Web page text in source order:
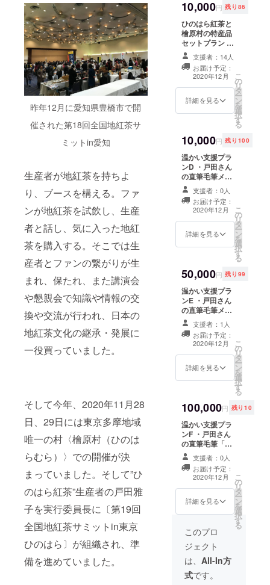
昨年12月に愛知県豊橋市で開
催された第18回全国地紅茶サ
ミットin愛知
生産者が地紅茶を持ちよ
り、ブースを構える。ファ
ンが地紅茶を試飲し、生産
者と話し、気に入った地紅
茶を購入する。そこでは生
産者とファンの繋がりが生
まれ、保たれ、また講演会
や懇親会で知識や情報の交
換や交流が行われ、日本の
地紅茶文化の継承・発展に
一役買っていました。
そして今年、2020年11月28
日、29日には東京多摩地域
唯一の村〈檜原村（ひのは
らむら）〉での開催が決
まっていました。そして”ひ
のはら紅茶”生産者の戸田雅
子を実行委員長に〔第19回
全国地紅茶サミットin東京
ひのはら〕が組織され、準
備を進めていました。
その時
点から
ご参加
いただ
けま
す。）
ま
た、推
奨ブラ
chrome
、
他のブ
ラウザ
ですと
正常に
動作し
ない可
能性が
ありま
すので
ご注意
下さ
い。
ソコン
と今回
のサ
ミット
はご参
加いた
だけま
せん。
にはス
マホも
る予定
です。
スマホ
ユー
ザーの
方には
その時
点から
ご参加
けま
す。）
奨ブラ
ウザは
chrome
、
firefox
です。
他のブ
ラウザ
ですと
正常に
動作し
ない可
ありま
すので
ご注意
下さ
い。
ルでお
しま
す。お
茶や道
具は支
援者様
ご自身
でご準
い。 ※
開催頻
者数は
で予定
です。
変動す
る可能
性が御
座いま
す。
※2020/1
1/29の
サミッ
チケッ
ト代に
含まれ
ていま
すが、
12月以
降に開
催する
オンラ
茶会で
は茶葉
代に含
まれて
おりま
せん。
参加生
産者様
の茶葉
をお求
めの方
は各自
ネット
ショッ
プなど
で予め
ご注
文、ご
準備下
さい。
る人と
飲む人
がつな
がるオ
ンライ
ンお茶
会」チ
ケット
３回分
有効期
限：
2021年
（開催
日に限
り有
効） 開
催頻
度：毎
週開催
加生産
者数：
予定 参
法：開
催する
毎に事
前にご
案内と
ＵＲＬ
をメー
送り致
しま
具は支
援者様
ご自身
でご準
備下さ
い。 ※
開催頻
度、参
加生産
あくま
で予定
変動す
る可能
性が御
座いま
す。
※2020/1
12月1日〜2021
年5月31日（開
催日に限り有
効） 開催頻度：
毎週開催予定 参
加生産者数：毎
回３名以上予定
参加方法：開催
する毎に事前に
をメールでお送
り致します。お
準備下さい。 ※
開催頻度、参加
生産者数はあく
まで予定です。
変動する可能性
が御座います。
※2020/11/29の
サミットでは茶
葉はチケット代
すが、12月以降
に開催するオン
ト代に含まれて
おりません。参
加生産者様の茶
葉をお求めの方
は各自ネット
ショップなどで
予めご注文、ご
準備下さい。
10,000円 残り86
ひのはら紅茶と
檜原村の特産品
セットプラン ・
ひのはら紅茶1袋
21g ・人里地区
産「薫るはちみ
つ」1瓶35g ・人
里地区染工房シ
ゲタが染めたポ
釜ゆでコンニャ
ク1袋500g ・出
畑手作り会の檜
原村青柚子こ
しょう1瓶40g ・
ひのきの風呂の
香り（檜のチッ
プを布で包んで
あります。お風
をお楽しみ頂け
ます。香りがな
120g）
支援者：14人
お届け予定：
2020年12月
詳細を見る
こ
の
リ
タ
ー
ン
を
選
択
す
る
10,000円 残り100
温かい支援プラ
ンD ・戸田さん
の直筆毛筆メッ
セージ入り染工
房シゲタの草木
染めポストカー
ド ・12月以降使
える「作る人と
飲む人がつなが
限：2020年12月
1日〜2021年5月
31日（開催日に
限り有効） 開催
頻度：毎週開催
予定 参加生産者
数：毎回３名以
上予定 参加方
法：開催する毎
とＵＲＬをメー
ルでお送り致し
自身でご準備下
さい。 ※開催頻
度、参加生産者
数はあくまで予
定です。変動す
る可能性が御座
います。
※2020/11/29の
サミットでは茶
に含まれていま
すが、12月以降
ラインお茶会で
は茶葉はチケッ
ト代に含まれて
おりません。参
加生産者様の茶
葉をお求めの方
支援者：0人
お届け予定：
2020年12月
詳細を見る
こ
の
リ
タ
ー
ン
を
選
択
す
る
50,000円 残り99
温かい支援プラ
ンE ・戸田さん
の直筆毛筆メッ
セージ入り繁田
さんの草木染め
ポストカード ・
12月以降使える
「作る人と飲む
人がつながるオ
ケット 有効期
限：「作る人と
飲む人がつなが
るオンラインお
茶会」開催時は
いつでも有効 開
催頻度：毎週開
催予定 参加生産
者数：毎回３名
以上予定 参加方
法：開催する毎
に事前にご案内
ルでお送り致し
ます。お茶や道
具は支援者様ご
自身でご準備下
さい。 ※開催頻
度、参加生産者
支援者：1人
お届け予定：
2020年12月
詳細を見る
こ
の
リ
タ
ー
ン
を
選
択
す
る
100,000円 残り10
温かい支援プラ
ンF ・戸田さん
の直筆毛筆「感
謝の書」（簡単
な額付き） ・12
月以降使える
「作る人と飲む
人がつながるオ
ンラインお茶
ケット 有効期
限：「作る人と
飲む人がつなが
るオンラインお
茶会」開催時は
いつでも有効 開
支援者：0人
お届け予定：
2020年12月
詳細を見る
こ
の
リ
タ
ー
ン
を
選
択
す
る
このプロ
ジェクト
は、 All-In方
式です。